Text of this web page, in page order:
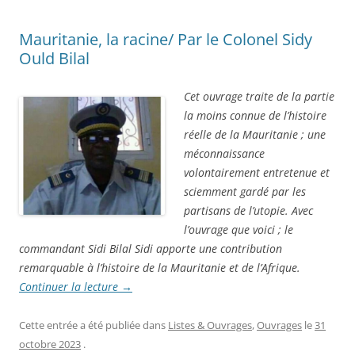
Mauritanie, la racine/ Par le Colonel Sidy
Ould Bilal
Cet ouvrage traite de la partie
la moins connue de l’histoire
réelle de la Mauritanie ; une
méconnaissance
volontairement entretenue et
sciemment gardé par les
partisans de l’utopie. Avec
l’ouvrage que voici ; le
commandant Sidi Bilal Sidi apporte une contribution
remarquable à l’histoire de la Mauritanie et de l’Afrique.
Continuer la lecture →
Cette entrée a été publiée dans Listes & Ouvrages,Ouvrages le31
octobre 2023 .